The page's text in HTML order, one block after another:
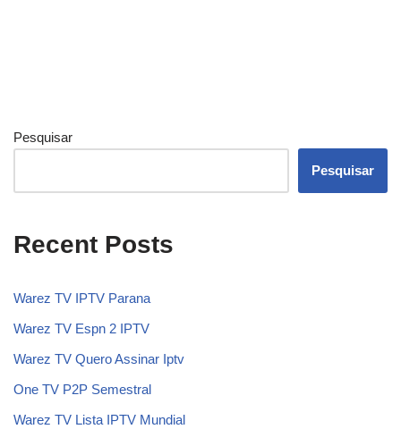
Pesquisar
Pesquisar
Recent Posts
Warez TV IPTV Parana
Warez TV Espn 2 IPTV
Warez TV Quero Assinar Iptv
One TV P2P Semestral
Warez TV Lista IPTV Mundial